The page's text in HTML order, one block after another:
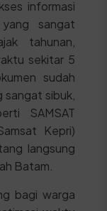
informasi
sangat
tahunan,
sekitar 5
sudah
sibuk,
SAMSAT
Kepri)
langsung
Batam.
bagi warga